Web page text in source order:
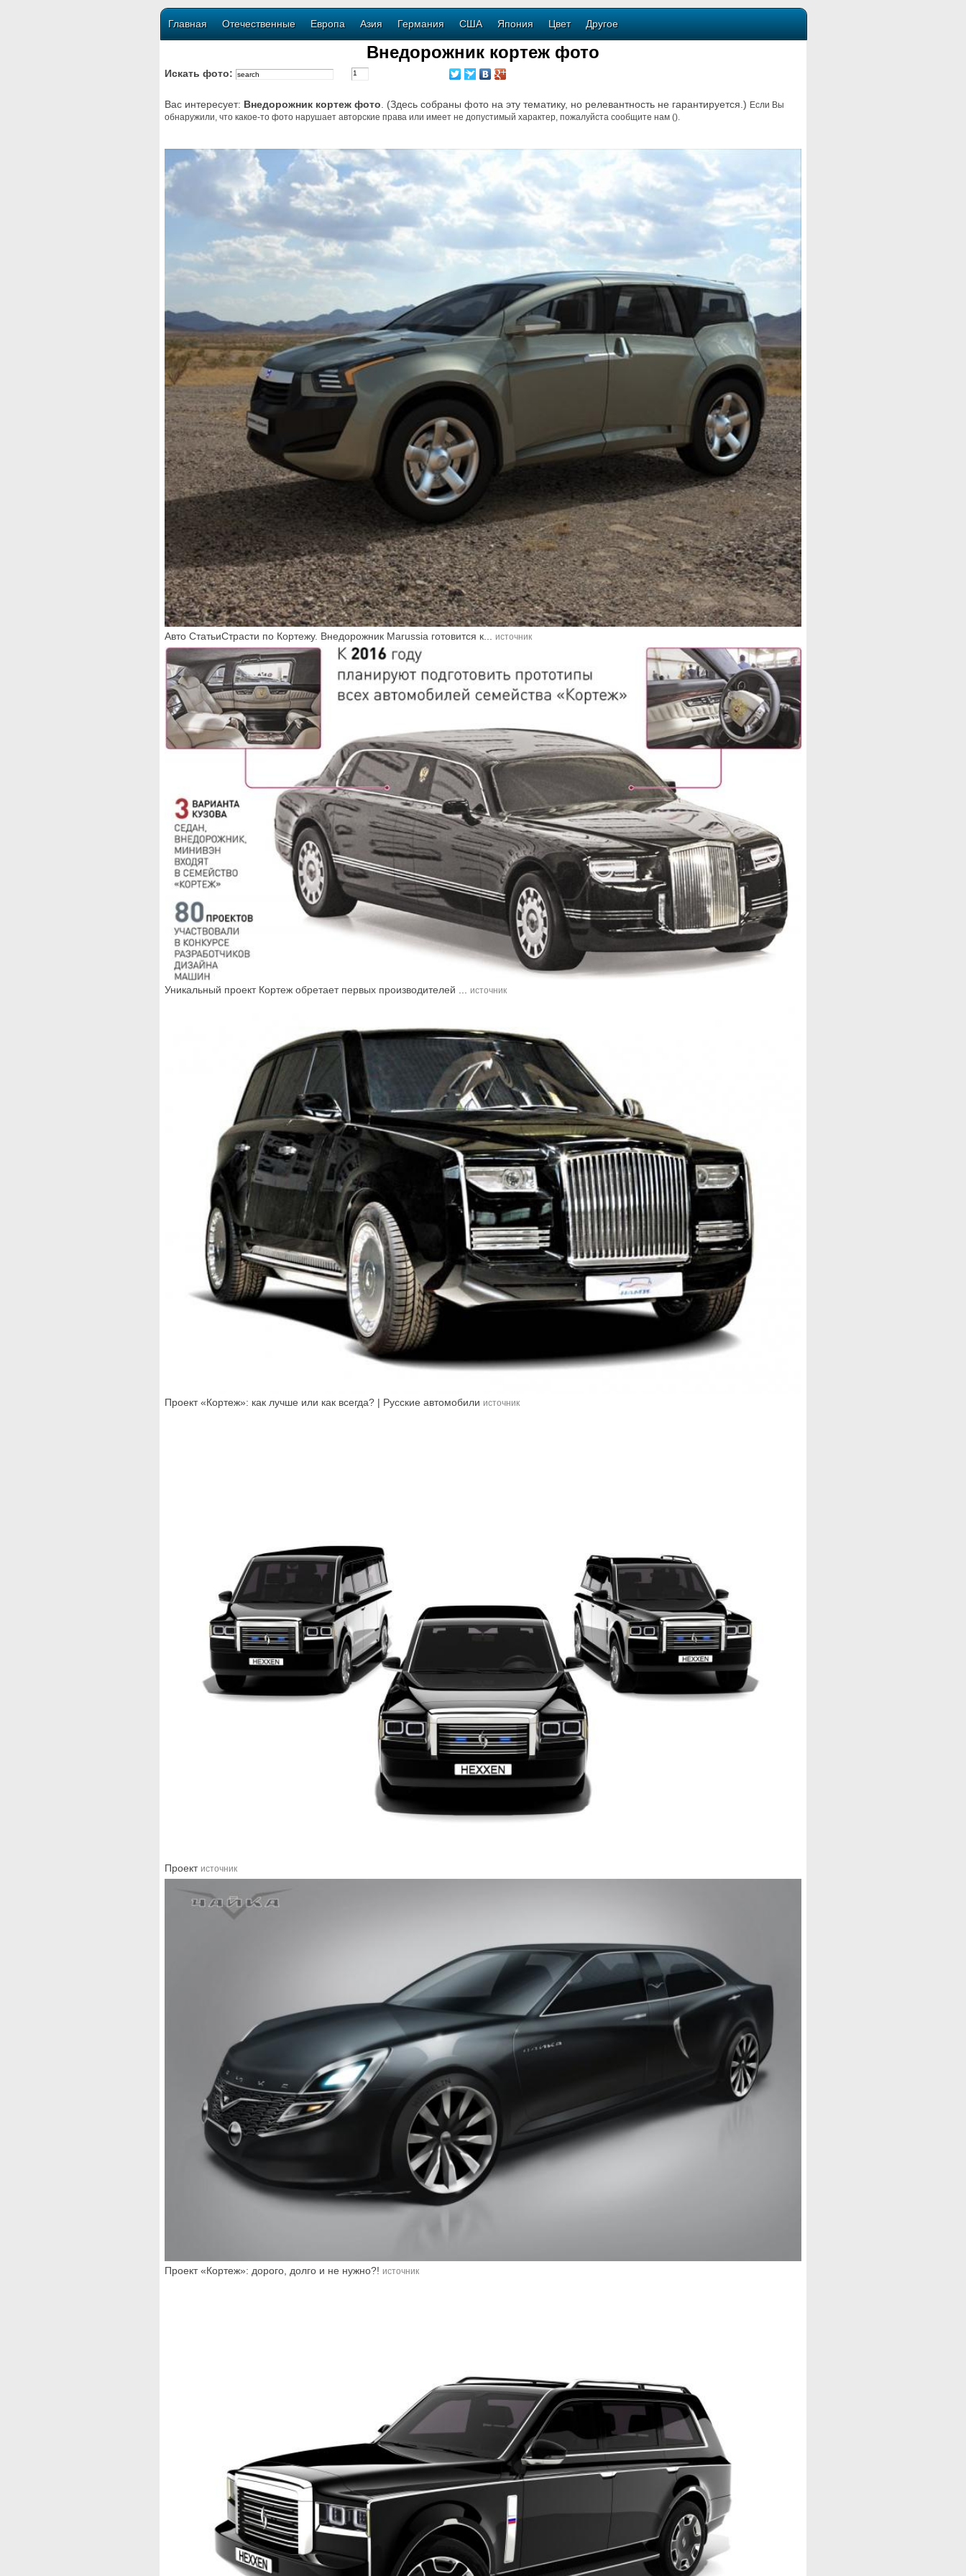
Главная Отечественные Европа Азия Германия США Япония Цвет Другое
Внедорожник кортеж фото
Искать фото:
Вас интересует: Внедорожник кортеж фото . (Здесь собраны фото на эту тематику, но релевантность не гарантируется.) Если Вы
обнаружили, что какое-то фото нарушает авторские права или имеет не допустимый характер, пожалуйста сообщите нам ().
Авто СтатьиСтрасти по Кортежу. Внедорожник Marussia готовится к... источник
Уникальный проект Кортеж обретает первых производителей ... источник
Проект «Кортеж»: как лучше или как всегда? | Русские автомобили источник
Проект источник
Проект «Кортеж»: дорого, долго и не нужно?! источник